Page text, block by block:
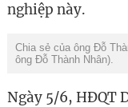
nghiệp này.
Chia sẻ của ông Đỗ
ông Đỗ Thành Nhân).
Ngày 5/6, HĐQT